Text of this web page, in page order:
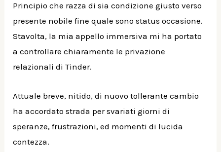
Principio che razza di sia condizione giusto verso
presente nobile fine quale sono status occasione.
Stavolta, la mia appello immersiva mi ha portato
a controllare chiaramente le privazione
relazionali di Tinder.
Attuale breve, nitido, di nuovo tollerante cambio
ha accordato strada per svariati giorni di
speranze, frustrazioni, ed momenti di lucida
contezza.